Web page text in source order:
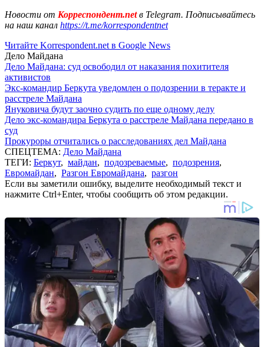
Новости от Корреспондент.netв Telegram. Подписывайтесь
на наш канал https://t.me/korrespondentnet
Читайте Korrespondent.net в Google News
Дело Майдана
Дело Майдана: суд освободил от наказания похитителя
активистов
Экс-командир Беркута уведомлен о подозрении в теракте и
расстреле Майдана
Януковича будут заочно судить по еще одному делу
Дело экс-командира Беркута о расстреле Майдана передано в
суд
Прокуроры отчитались о расследованиях дел Майдана
СПЕЦТЕМА: Дело Майдана
ТЕГИ: Беркут, майдан, подозреваемые, подозрения,
Евромайдан, Разгон Евромайдана, разгон
Если вы заметили ошибку, выделите необходимый текст и
нажмите Ctrl+Enter, чтобы сообщить об этом редакции.